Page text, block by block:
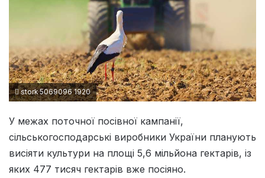
stork 5069096 1920
У межах поточної посівної кампанії,
сільськогосподарські виробники України планують
висіяти культури на площі 5,6 мільйона гектарів, із
яких 477 тисяч гектарів вже посіяно.